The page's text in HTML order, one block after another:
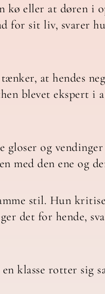
kø eller at døren i
for sit liv, svarer
at hendes
blevet ekspert i
og
med den ene og
stil. Hun
det for hende,
klasse rotter sig